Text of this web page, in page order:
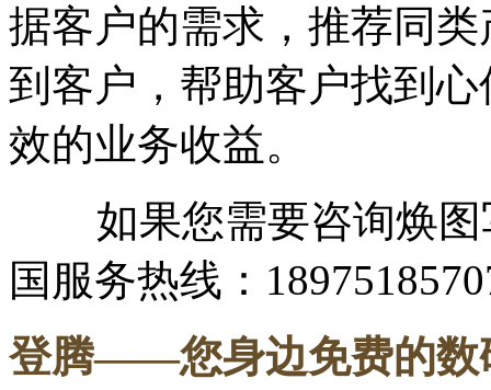
据客户的需求，推荐同
到客户，帮助客户找到
效的业务收益。
如果您需要咨询焕图
国服务热线：
登腾——您身边免费的数